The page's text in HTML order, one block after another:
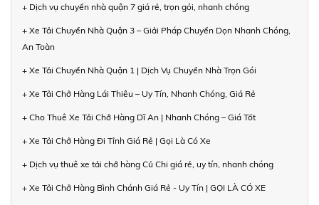
+ Dịch vụ chuyển nhà quận 7 giá rẻ, trọn gói, nhanh chóng
+ Xe Tải Chuyển Nhà Quận 3 – Giải Pháp Chuyển Dọn Nhanh Chóng,
An Toàn
+ Xe Tải Chuyển Nhà Quận 1 | Dịch Vụ Chuyển Nhà Trọn Gói
+ Xe Tải Chở Hàng Lái Thiêu – Uy Tín, Nhanh Chóng, Giá Rẻ
+ Cho Thuê Xe Tải Chở Hàng Dĩ An | Nhanh Chóng – Giá Tốt
+ Xe Tải Chở Hàng Đi Tỉnh Giá Rẻ | Gọi Là Có Xe
+ Dịch vụ thuê xe tải chở hàng Củ Chi giá rẻ, uy tín, nhanh chóng
+ Xe Tải Chở Hàng Bình Chánh Giá Rẻ - Uy Tín | GỌI LÀ CÓ XE